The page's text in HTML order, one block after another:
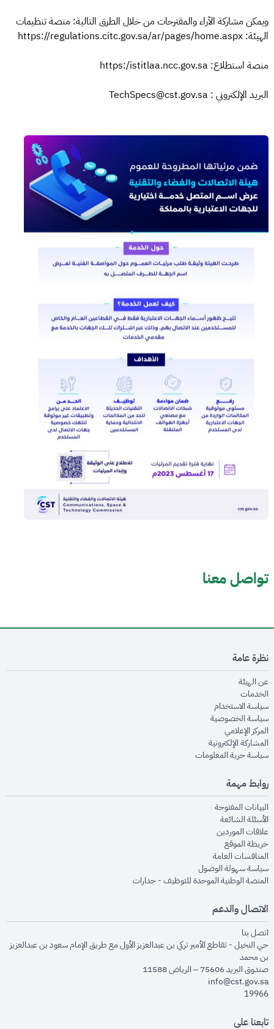
ويمكن مشاركة الآراء والمقترحات من خلال الطرق التالية: منصة تنظيمات
الهيئة: https://regulations.citc.gov.sa/ar/pages/home.aspx
منصة استطلاع: https:/istitlaa.ncc.gov.sa
البريد الإلكتروني : TechSpecs@cst.gov.sa
تواصل معنا
نظرة عامة
عن الهيئةopens in new window
الخدماتopens in new window
سياسة الاستخدام
سياسة الخصوصيةopens in new window
المركز الإعلاميopens in new window
المشاركة الإلكترونيةopens in new window
سياسة حرية المعلوماتopens in new window
روابط مهمة
البيانات المفتوحةopens in new window
الأسئلة الشائعةopens in new window
علاقات الموردينopens in new window
خريطة الموقعopens in new window
المنافسات العامةopens in new window
سياسة سهولة الوصولopens in new window
المنصة الوطنية الموحدة للتوظيف - جداراتopens in new window
الاتصال والدعم
اتصل بنا
حي النخيل - تقاطع الأمير تركي بن عبدالعزيز الأول مع طريق الإمام سعود بن عبدالعزيز
بن محمد
صندوق البريد 75606 – الرياض 11588
info@cst.gov.sa
19966
تابعنا على